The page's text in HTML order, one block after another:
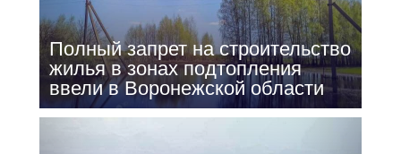
Полный запрет на строительство
жилья в зонах подтопления
ввели в Воронежской области